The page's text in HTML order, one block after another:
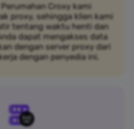
Croxy kami
proxy, sehingga klien kami
tentang waktu henti dan
dapat mengakses data
dengan server proxy dari
dengan penyedia ini.